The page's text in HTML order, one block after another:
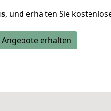
, und erhalten Sie
Angebote erhalten